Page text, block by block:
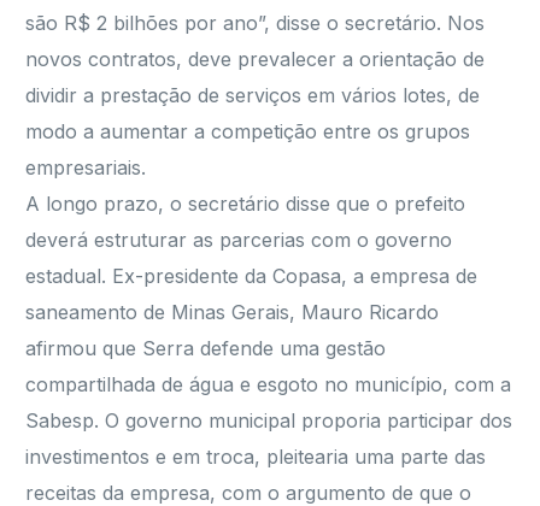
são R$ 2 bilhões por ano”, disse o secretário. Nos
novos contratos, deve prevalecer a orientação de
dividir a prestação de serviços em vários lotes, de
modo a aumentar a competição entre os grupos
empresariais.
A longo prazo, o secretário disse que o prefeito
deverá estruturar as parcerias com o governo
estadual. Ex-presidente da Copasa, a empresa de
saneamento de Minas Gerais, Mauro Ricardo
afirmou que Serra defende uma gestão
compartilhada de água e esgoto no município, com a
Sabesp. O governo municipal proporia participar dos
investimentos e em troca, pleitearia uma parte das
receitas da empresa, com o argumento de que o